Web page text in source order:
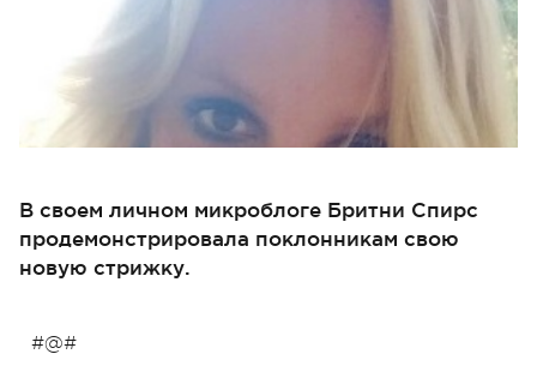
В своем личном микроблоге Бритни Спирс
продемонстрировала поклонникам свою
новую стрижку.
#@#